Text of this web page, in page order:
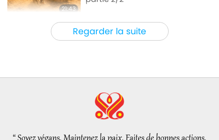
Regarder la suite
21:43
Paroles de sagesse 2026-08-06
19:47
Les pourparlers de paix